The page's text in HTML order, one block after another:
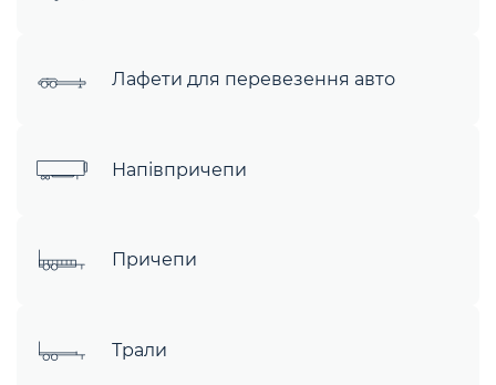
Лафети для перевезення авто
Напівпричепи
Причепи
Трали